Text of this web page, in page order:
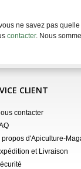
ne savez pas
contacter. Nous
CLIENT
contacter
propos d'Apiculture-
et Livraison